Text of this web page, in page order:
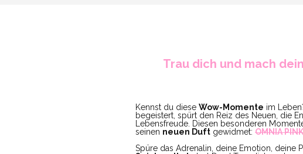
Trau dich und mach
Kennst du diese Wow-Momente im
begeistert, spürt den Reiz des Neuen, die
Lebensfreude. Diesen besonderen
seinen neuen Duft gewidmet: OMNIA
Spüre das Adrenalin, deine Emotion, deine